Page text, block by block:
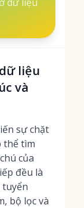
liệu
và
sự chặt
thể tìm
của
đều là
bộ lọc và